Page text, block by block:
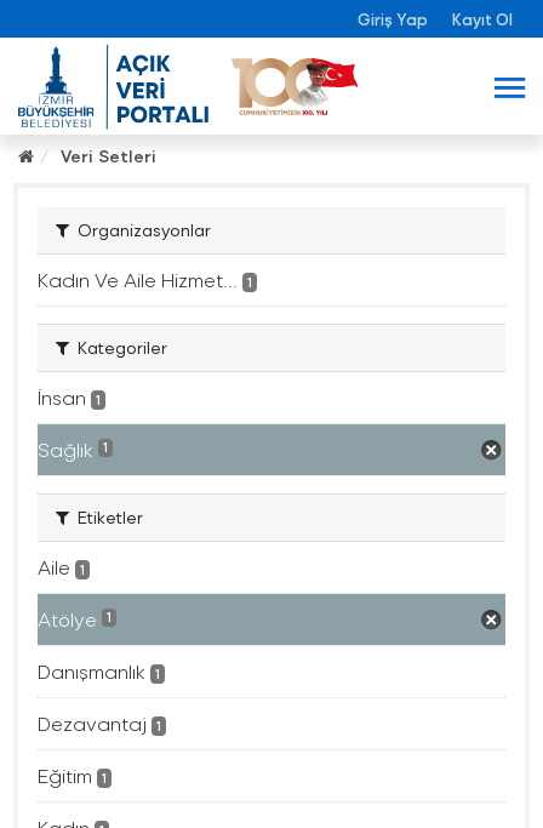
Giriş Yap Kayıt Ol
Veri Setleri
Organizasyonlar
Kadın Ve Aile Hizmet... 1
Kategoriler
İnsan 1
Sağlık 1
Etiketler
Aile 1
Atölye 1
Danışmanlık 1
Dezavantaj 1
Eğitim 1